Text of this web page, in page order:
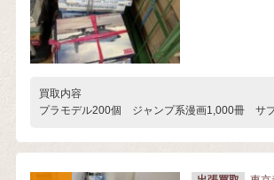
買取内容
プラモデル200個 ジャンプ系漫画1,000冊 サ